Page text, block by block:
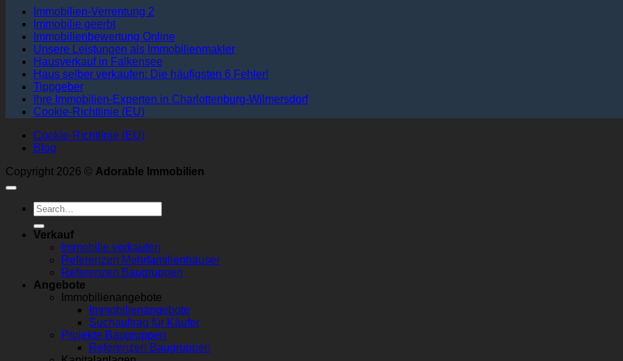
Immobilien-Verrentung 2
Immobilie geerbt
Immobilienbewertung Online
Unsere Leistungen als Immobilienmakler
Hausverkauf in Falkensee
Haus selber verkaufen: Die häufigsten 6 Fehler!
Tippgeber
Ihre Immobilien-Experten in Charlottenburg-Wilmersdorf
Cookie-Richtlinie (EU)
Cookie-Richtlinie (EU)
Blog
Copyright 2026 © Adorable Immobilien
Verkauf
Immobilie verkaufen
Referenzen Mehrfamilienhäuser
Referenzen Baugruppen
Angebote
Immobilienangebote
Immobilienangebote
Suchauftrag für Käufer
Projekte Baugruppen
Referenzen Baugruppen